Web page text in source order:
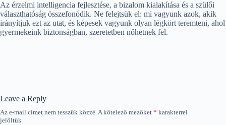
Az érzelmi intelligencia fejlesztése, a bizalom kialakítása és a szülői
választhatóság összefonódik. Ne felejtsük el: mi vagyunk azok, akik
irányítjuk ezt az utat, és képesek vagyunk olyan légkört teremteni, ahol
gyermekeink biztonságban, szeretetben nőhetnek fel.
Leave a Reply
Az e-mail címet nem tesszük közzé.A kötelező mezőket * karakterrel
jelöltük